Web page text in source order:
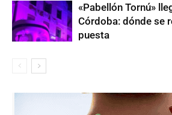
«Pabellón Tornú»
Córdoba: dónde se
puesta